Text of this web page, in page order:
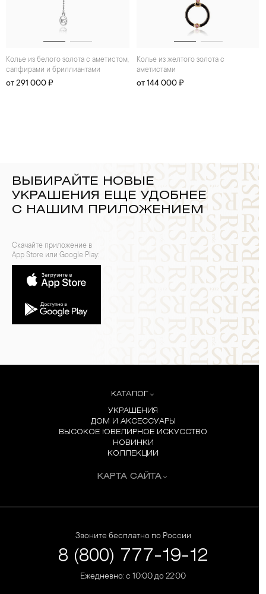
Колье из белого золота с аметистом,
сапфирами и бриллиантами
от 291 000 ₽
Колье из желтого золота с
аметистами
от 144 000 ₽
ВЫБИРАЙТЕ НОВЫЕ
УКРАШЕНИЯ ЕЩЕ УДОБНЕЕ
С НАШИМ ПРИЛОЖЕНИЕМ
Скачайте приложение в
App Store или Google Play:
КАТАЛОГ
УКРАШЕНИЯ
ДОМ И АКСЕССУАРЫ
ВЫСОКОЕ ЮВЕЛИРНОЕ ИСКУССТВО
НОВИНКИ
КОЛЛЕКЦИИ
КАРТА САЙТА
Звоните бесплатно по России
8 (800) 777-19-12
Ежедневно: с 10:00 до 22:00